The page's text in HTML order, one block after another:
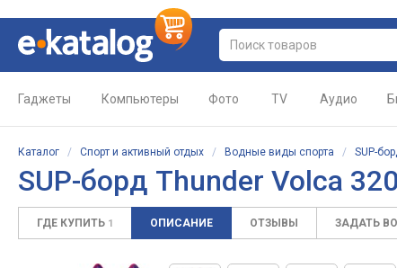
Гаджеты Компьютеры Фото TV Аудио
Каталог / Спорт и активный отдых / Водные виды спорта / SUP-
SUP-борд Thunder Volca 320
ГДЕ КУПИТЬ 1 ОПИСАНИЕ ОТЗЫВЫ ЗАДАТЬ